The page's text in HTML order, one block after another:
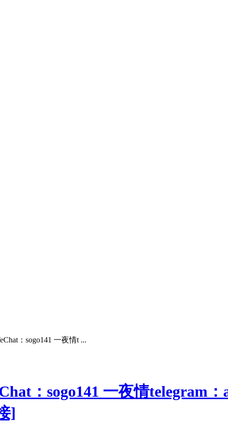
：sogo141 一夜情t ...
：sogo141 一夜情telegram：
]